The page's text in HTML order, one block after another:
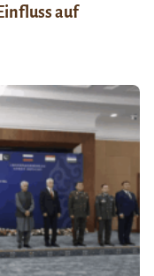
auf